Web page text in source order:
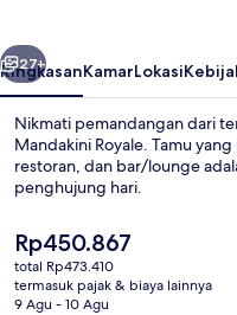
Berikutnya
27+
RingkasanKamarLokasi
Nikmati pemandangan dari
Mandakini Royale. Tamu
restoran, dan bar/lounge
penghujung hari.
Harga
saat
ini
Rp450.867
Rp450.867
total Rp473.410
termasuk pajak & biaya lainnya
9 Agu - 10 Agu